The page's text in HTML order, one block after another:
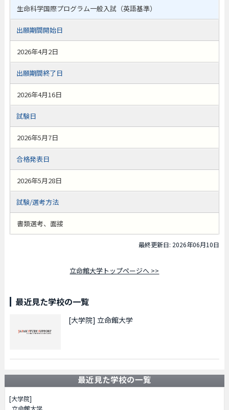
生命科学国際プログラム一般入試（英語基準）
出願期間開始日
2026年4月2日
出願期間終了日
2026年4月16日
試験日
2026年5月7日
合格発表日
2026年5月28日
試験/選考方法
書類選考、面接
最終更新日: 2026年06月10日
立命館大学トップページへ >>
最近見た学校の一覧
[大学院] 立命館大学
最近見た学校の一覧
[大学院]
立命館大学